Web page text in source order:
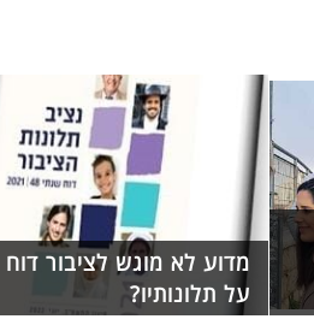
מדוע לא מוגש לציבור דוח
על תלונותיו?